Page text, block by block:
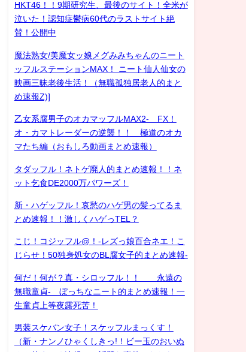
HKT46！！9期研究生、最後のサイト！全米が
泣いた！認知症鬱病60代のラストサイト絶
賛！公開中
魔法熟女/美魔女ッ娘メグみみちゃんのニート
ッフルステーションMAX！ ニート仙人仙女の
映画三昧老後生活！（無職孤独居老人的まと
め速報Z)]
乙女系腐男子のオカマッフルMAX2- FX！
オ・カマトレーダーの逆襲！！ 極道のオカ
マたち編（おもしろ動画まとめ速報）
タダッフル！ネトゲ廃人的まとめ速報！！ネ
ット乞食DE2000万パワーズ！
新・ハゲッフル！哀愁のハゲ男の髪ってるま
とめ速報！！激しくハゲっTEL？
こじ！コジッフル@！-レズっ娘百合ネエ！こ
じらせ！50独身処女のBL腐女子的まとめ速報-
何だ！何が？真・シロッフル！！ 永遠の
無職童貞- ぼっちなニート的まとめ速報！一
生童貞上等夜露死苦！
男装スケバン女子！スケッフルまっくす！
（新・ナンノひゃくしきっ!！ビー玉のおいぬ